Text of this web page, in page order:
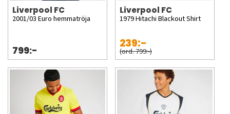
Liverpool FC
2001/03 Euro hemmatröja
799:-
Liverpool FC
1979 Hitachi Blackout Shirt
239:-
(ord. 799:-)